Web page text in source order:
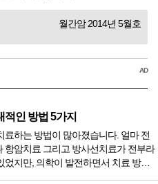
월간암 2014년 5월호
AD
인 방법 5가지
료하는 방법이 많아졌습니다. 얼마 전
항암치료 그리고 방사선치료가 전부라
지만, 의학이 발전하면서 치료 방법